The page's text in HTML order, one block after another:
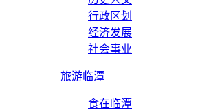
行政区划
经济发展
社会事业
旅游临潭
食在临潭